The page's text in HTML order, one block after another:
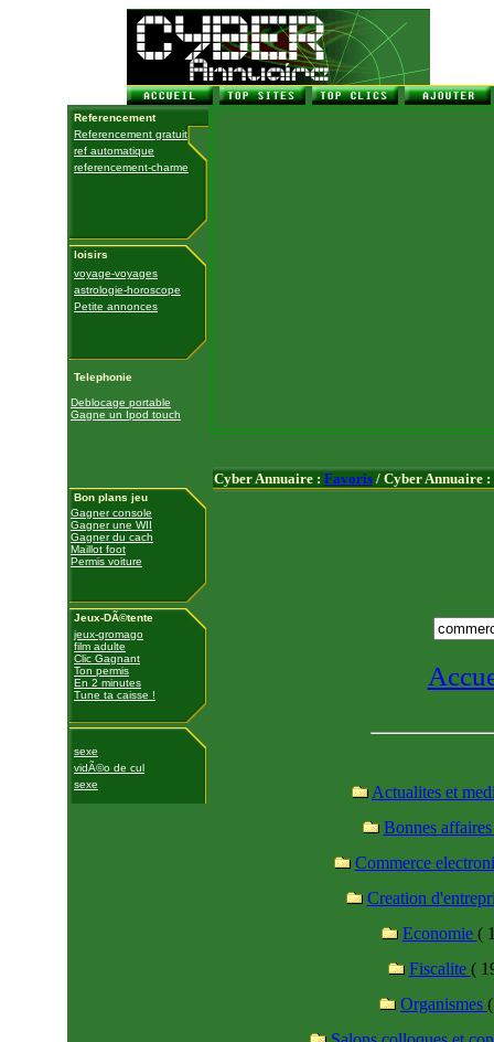
Referencement
Referencement gratuit
ref automatique
referencement-charme
loisirs
voyage-voyages
astrologie-horoscope
Petite annonces
Telephonie
Deblocage portable
Gagne un Ipod touch
Bon plans jeu
Gagner console
Gagner une WII
Gagner du cach
Maillot foot
Permis voiture
Jeux-DÃ©tente
jeux-gromago
film adulte
Clic Gagnant
Ton permis
En 2 minutes
Tune ta caisse !
sexe
vidÃ©o de cul
sexe
Cyber Annuaire : Favoris / Cyber Annuaire :
Actualites et
Bonnes
Commerce
Creation
Economie (
Fiscalite (
Organismes